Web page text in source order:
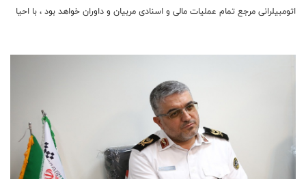
اتومبیلرانی مرجع تمام عملیات مالی و اسنادی مربیان و داوران خواهد بود ، با احیا